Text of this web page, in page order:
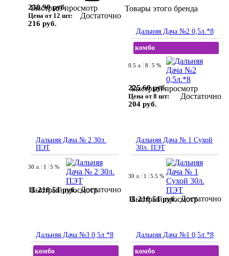
Быстрый просмотр
238.90 руб.
Цена от 12 шт:
216 руб.
Достаточно
Товары этого бренда
Дальняя Дача №2 0,5л.*8
комбо
Быстрый просмотр
0.5 л. 8 5 %
225.60 руб.
Цена от 8 шт:
204 руб.
Достаточно
Дальняя Дача № 2 30л.
ПЭТ
Быстрый просмотр
30 л. 1 5 %
11 210.51 руб. Достаточно
Дальняя Дача № 1 Сухой
30л. ПЭТ
Быстрый просмотр
30 л. 1 5.5 %
11 210.51 руб. Достаточно
Дальняя Дача №3 0,5л.*8
комбо
Дальняя Дача №1 0,5л.*8
комбо